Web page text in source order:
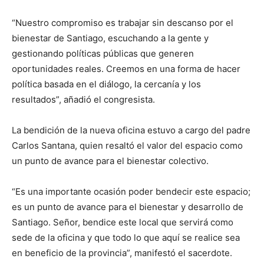
“Nuestro compromiso es trabajar sin descanso por el
bienestar de Santiago, escuchando a la gente y
gestionando políticas públicas que generen
oportunidades reales. Creemos en una forma de hacer
política basada en el diálogo, la cercanía y los
resultados”, añadió el congresista.
La bendición de la nueva oficina estuvo a cargo del padre
Carlos Santana, quien resaltó el valor del espacio como
un punto de avance para el bienestar colectivo.
“Es una importante ocasión poder bendecir este espacio;
es un punto de avance para el bienestar y desarrollo de
Santiago. Señor, bendice este local que servirá como
sede de la oficina y que todo lo que aquí se realice sea
en beneficio de la provincia”, manifestó el sacerdote.